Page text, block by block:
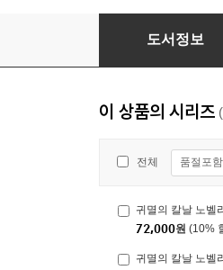
귀멸의 칼날 노벨라
도서정보
이 상품의 시리즈
전체 품절포함
귀멸의 칼날 노벨
72,000원 (10%
귀멸의 칼날 노벨